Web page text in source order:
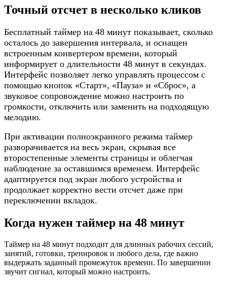
Точный отсчет в несколько кликов
Бесплатный таймер на 48 минут показывает, сколько
осталось до завершения интервала, и оснащен
встроенным конвертером времени, который
информирует о длительности 48 минут в секундах.
Интерфейс позволяет легко управлять процессом с
помощью кнопок «Старт», «Пауза» и «Сброс», а
звуковое сопровождение можно настроить по
громкости, отключить или заменить на подходящую
мелодию.
При активации полноэкранного режима таймер
разворачивается на весь экран, скрывая все
второстепенные элементы страницы и облегчая
наблюдение за оставшимся временем. Интерфейс
адаптируется под экран любого устройства и
продолжает корректно вести отсчет даже при
переключении вкладок.
Когда нужен таймер на 48 минут
Таймер на 48 минут подходит для длинных рабочих сессий,
занятий, готовки, тренировок и любого дела, где важно
выдержать заданный промежуток времени. По завершении
звучит сигнал, который можно настроить.